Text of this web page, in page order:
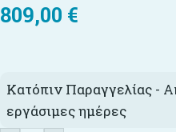
809,00 €
Κατόπιν Παραγγελίας -
εργάσιμες ημέρες